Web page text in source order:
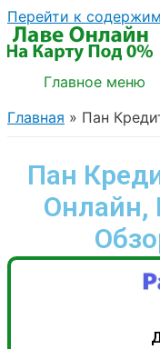
Перейти к
Главное меню
Главная
Пан
Пан
Онлайн,